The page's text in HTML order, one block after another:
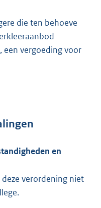
die ten behoeve
een vergoeding voor
en
verordening niet